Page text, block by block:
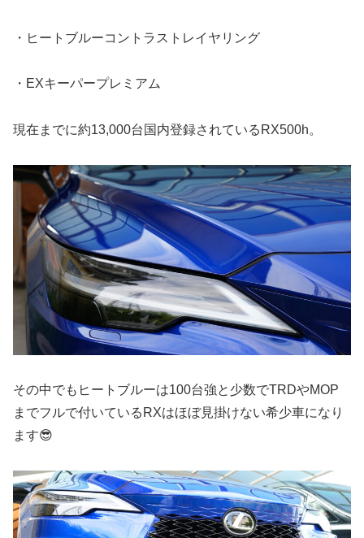
・ヒートブルーコントラストレイヤリング
・EXキーパープレミアム
現在までに約13,000台国内登録されているRX500h。
その中でもヒートブルーは100台強と少数でTRDやMOP
までフルで付いているRXはほぼ見掛けない希少車になり
ます😎